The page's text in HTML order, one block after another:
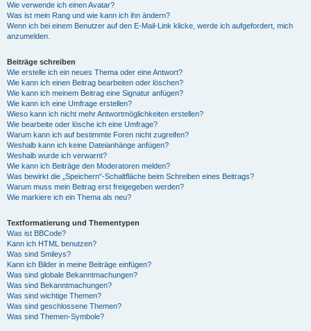
Wie verwende ich einen Avatar?
Was ist mein Rang und wie kann ich ihn ändern?
Wenn ich bei einem Benutzer auf den E-Mail-Link klicke, werde ich aufgefordert, mich
anzumelden.
Beiträge schreiben
Wie erstelle ich ein neues Thema oder eine Antwort?
Wie kann ich einen Beitrag bearbeiten oder löschen?
Wie kann ich meinem Beitrag eine Signatur anfügen?
Wie kann ich eine Umfrage erstellen?
Wieso kann ich nicht mehr Antwortmöglichkeiten erstellen?
Wie bearbeite oder lösche ich eine Umfrage?
Warum kann ich auf bestimmte Foren nicht zugreifen?
Weshalb kann ich keine Dateianhänge anfügen?
Weshalb wurde ich verwarnt?
Wie kann ich Beiträge den Moderatoren melden?
Was bewirkt die „Speichern“-Schaltfläche beim Schreiben eines Beitrags?
Warum muss mein Beitrag erst freigegeben werden?
Wie markiere ich ein Thema als neu?
Textformatierung und Thementypen
Was ist BBCode?
Kann ich HTML benutzen?
Was sind Smileys?
Kann ich Bilder in meine Beiträge einfügen?
Was sind globale Bekanntmachungen?
Was sind Bekanntmachungen?
Was sind wichtige Themen?
Was sind geschlossene Themen?
Was sind Themen-Symbole?